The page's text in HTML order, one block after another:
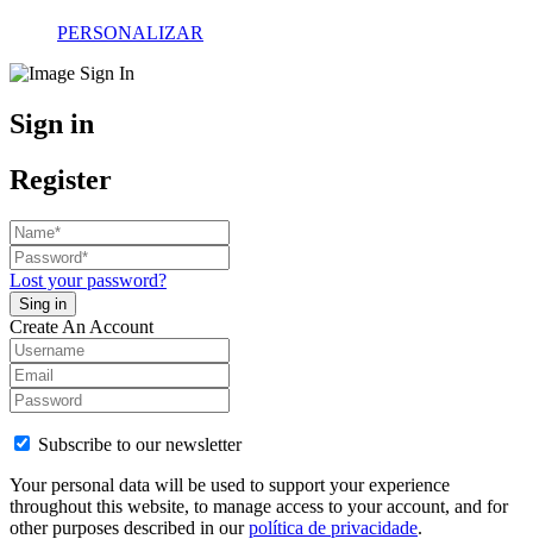
PERSONALIZAR
Sign in
Register
Lost your password?
Create An Account
Subscribe to our newsletter
Your personal data will be used to support your experience
throughout this website, to manage access to your account, and for
other purposes described in ourpolítica de privacidade.